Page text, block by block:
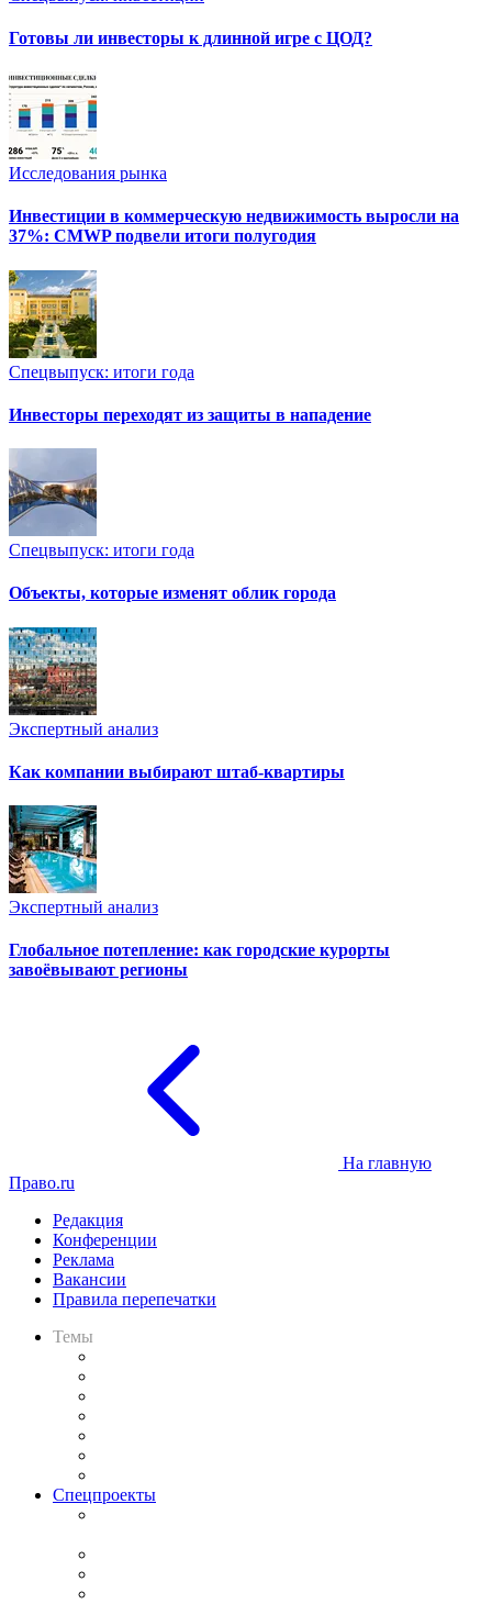
Готовы ли инвесторы к длинной игре с ЦОД?
Исследования рынка
Инвестиции в коммерческую недвижимость выросли на
37%: CMWP подвели итоги полугодия
Спецвыпуск: итоги года
Инвесторы переходят из защиты в нападение
Спецвыпуск: итоги года
Объекты, которые изменят облик города
Экспертный анализ
Как компании выбирают штаб-квартиры
Экспертный анализ
Глобальное потепление: как городские курорты
завоёвывают регионы
На главную
Право.ru
Редакция
Конференции
Реклама
Вакансии
Правила перепечатки
Темы
Спецпроекты